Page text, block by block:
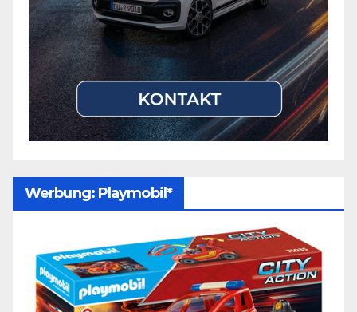
Werbung: Playmobil*